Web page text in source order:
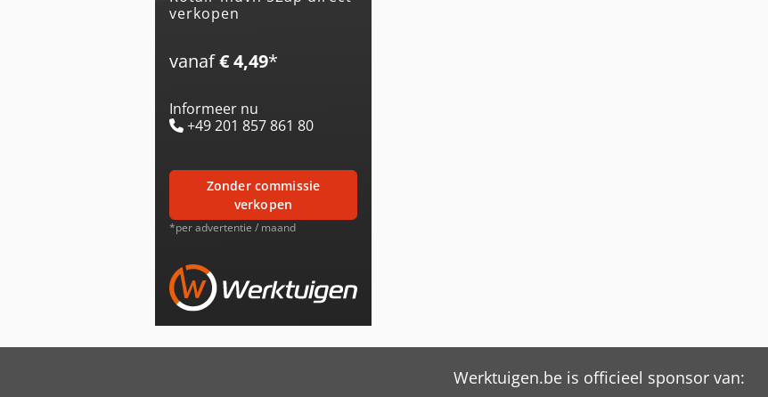
verkopen
vanaf€ 4,49*
Informeer nu
+49 201 857 861 80
zonder commissie
verkopen
*per advertentie / maand
Werktuigen.be is officieel sponsor van: